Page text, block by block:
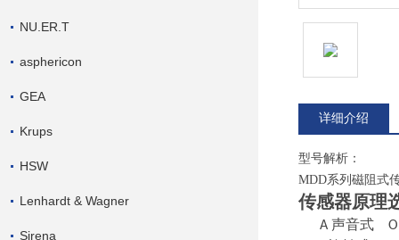
NU.ER.T
asphericon
GEA
Krups
HSW
Lenhardt & Wagner
Sirena
详细介绍
型号解析：
MDD系列磁阻式
传感器原理
A 声音式